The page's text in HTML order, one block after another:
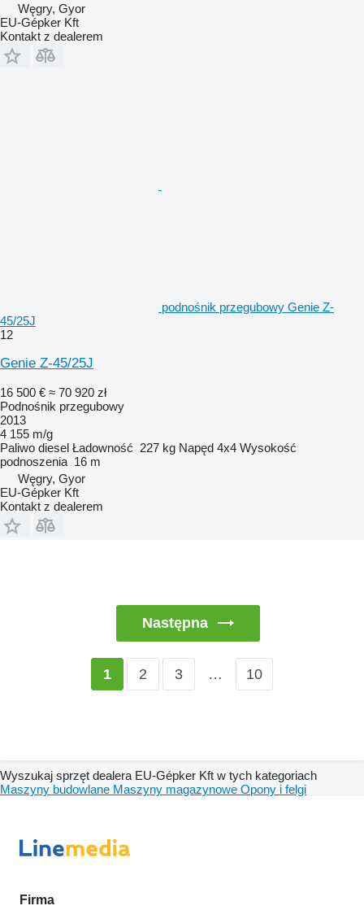
Węgry, Gyor
EU-Gépker Kft
Kontakt z dealerem
podnośnik przegubowy Genie Z-
45/25J
12
Genie Z-45/25J
16 500 € ≈ 70 920 zł
Podnośnik przegubowy
2013
4 155 m/g
Paliwo diesel Ładowność 227 kg Napęd 4x4 Wysokość
podnoszenia 16 m
Węgry, Gyor
EU-Gépker Kft
Kontakt z dealerem
Następna
1 2 3 … 10
Wyszukaj sprzęt dealera EU-Gépker Kft w tych kategoriach
Maszyny budowlane Maszyny magazynowe Opony i felgi
Firma